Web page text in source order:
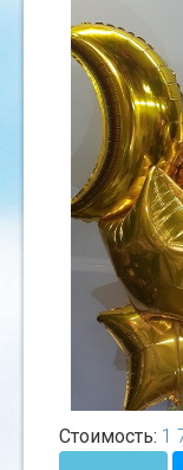
Стоимость: 1